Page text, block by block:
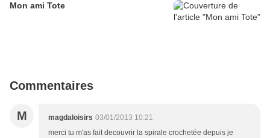
Mon ami Tote
Commentaires
M magdaloisirs 03/01/2013 10:21
merci tu m'as fait decouvrir la spirale crochetée depuis je